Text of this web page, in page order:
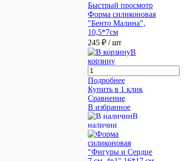
Быстрый просмотр
Форма силиконовая
"Бенто Малина",
10,5*7см
245 ₽ / шт
В
корзину
Подробнее
Купить в 1 клик
Сравнение
В избранное
В
наличии